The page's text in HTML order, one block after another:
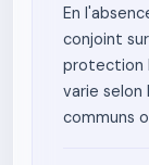
En
conjoint
protection
varie selon
communs